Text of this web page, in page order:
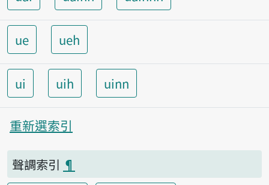
ue ueh
ui uih uinn
重新選索引
聲調索引 ¶